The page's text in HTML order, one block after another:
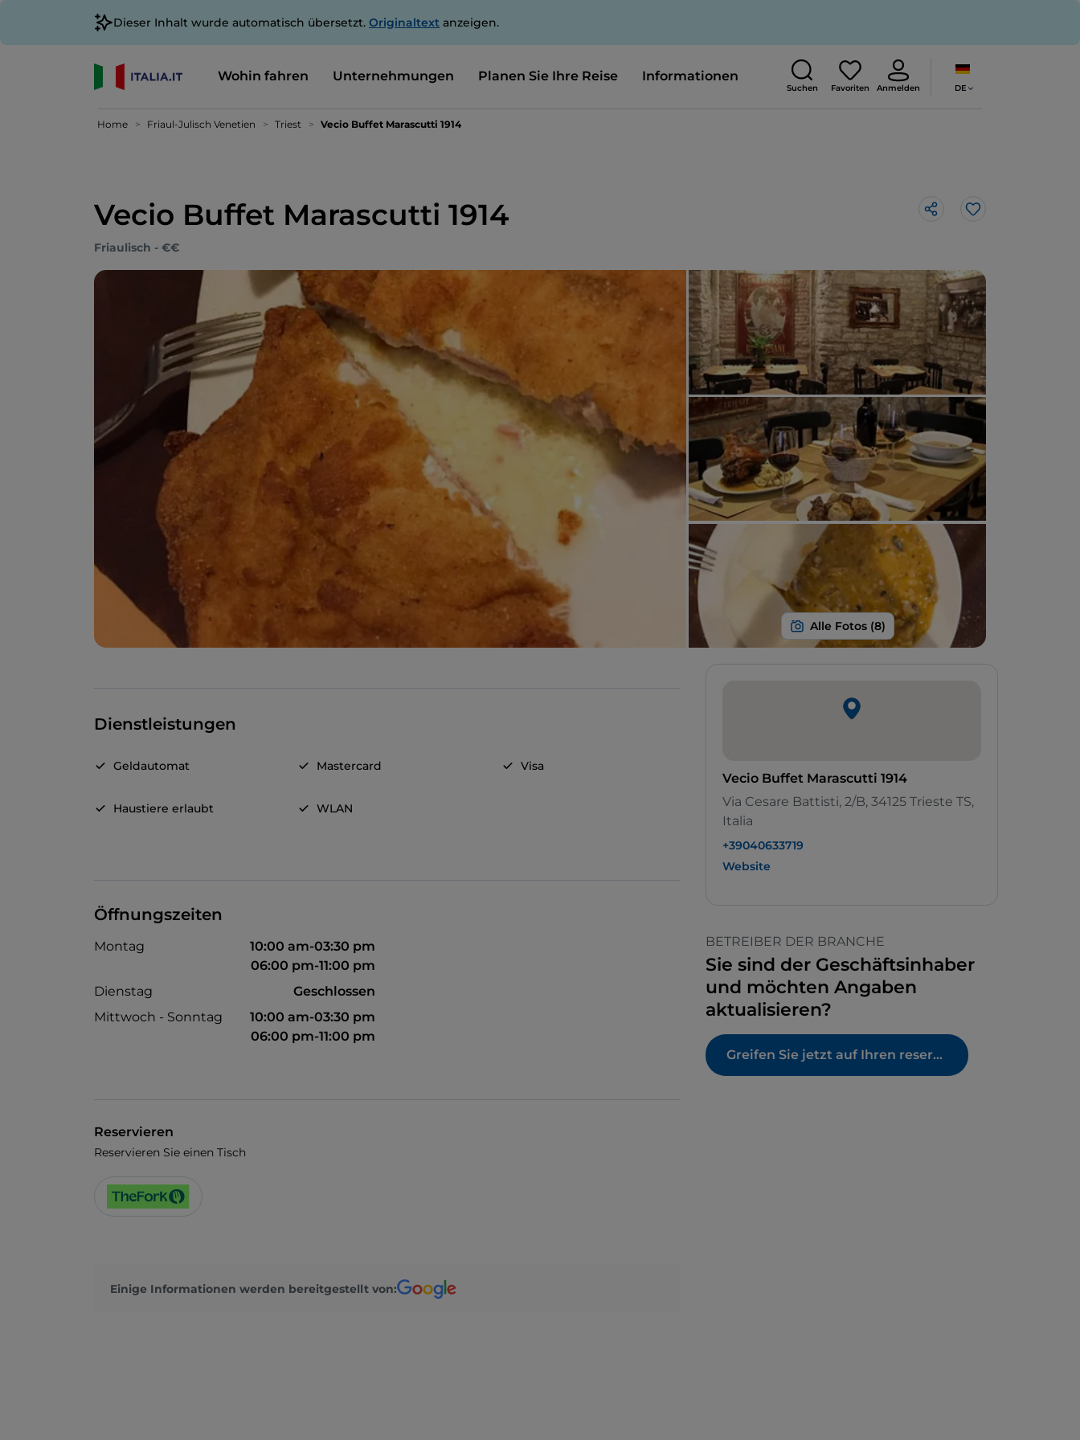
Dieser Inhalt wurde automatisch übersetzt. Originaltext anzeigen.
Wohin fahren Unternehmungen Planen Sie Ihre Reise Informationen
Suchen Favoriten Anmelden DE
Home Friaul-Julisch Venetien Triest Vecio Buffet Marascutti 1914
Vecio Buffet Marascutti 1914 Like
Friaulisch - €€
Dienstleistungen
Geldautomat Mastercard Visa
Haustiere erlaubt WLAN
Öffnungszeiten
Montag
10:00 am-03:30 pm
06:00 pm-11:00 pm
Dienstag
Geschlossen
Mittwoch - Sonntag
10:00 am-03:30 pm
06:00 pm-11:00 pm
Reservieren
Reservieren Sie einen Tisch
Einige Informationen werden bereitgestellt von:
Vecio Buffet Marascutti 1914
Via Cesare Battisti, 2/B, 34125 Trieste TS,
Italia
+39040633719
Website
BETREIBER DER BRANCHE
Sie sind der Geschäftsinhaber
und möchten Angaben
aktualisieren?
Greifen Sie jetzt auf Ihren reservierten Bereich zu